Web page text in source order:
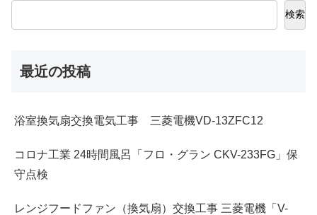
検索
最近の投稿
浴室換気扇交換電気工事 三菱電機VD-13ZFC12
コロナ工業 24時間風呂「フロ・グラン CKV-233FG」保
守点検
レンジフードファン（換気扇）交換工事 三菱電機「V-